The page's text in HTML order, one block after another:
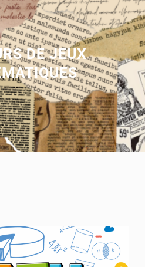
DE JEUX